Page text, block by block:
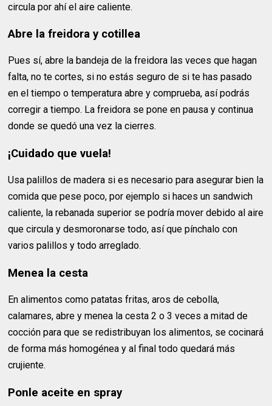
circula por ahí el aire caliente.
Abre la freidora y cotillea
Pues sí, abre la bandeja de la freidora las veces que hagan
falta, no te cortes, si no estás seguro de si te has pasado
en el tiempo o temperatura abre y comprueba, así podrás
corregir a tiempo. La freidora se pone en pausa y continua
donde se quedó una vez la cierres.
¡Cuidado que vuela!
Usa palillos de madera si es necesario para asegurar bien la
comida que pese poco, por ejemplo si haces un sandwich
caliente, la rebanada superior se podría mover debido al aire
que circula y desmoronarse todo, así que pínchalo con
varios palillos y todo arreglado.
Menea la cesta
En alimentos como patatas fritas, aros de cebolla,
calamares, abre y menea la cesta 2 o 3 veces a mitad de
cocción para que se redistribuyan los alimentos, se cocinará
de forma más homogénea y al final todo quedará más
crujiente.
Ponle aceite en spray